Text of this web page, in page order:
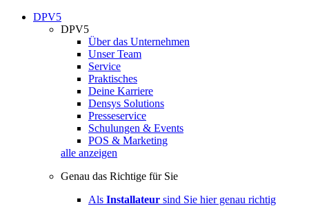
DPV5
DPV5
Über das Unternehmen
Unser Team
Service
Praktisches
Deine Karriere
Densys Solutions
Presseservice
Schulungen & Events
POS & Marketing
alle anzeigen
Genau das Richtige für Sie
Als Installateur sind Sie hier genau richtig